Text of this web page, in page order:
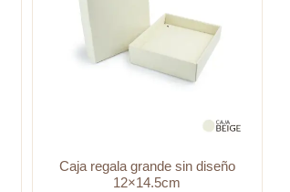
Caja regala grande sin diseño
12×14.5cm